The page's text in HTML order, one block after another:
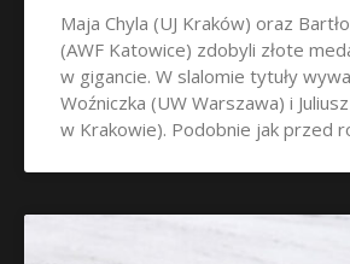
Maja Chyla (UJ Kraków) oraz
(AWF Katowice) zdobyli złote
w gigancie. W slalomie tytuły
Woźniczka (UW Warszawa) i
w Krakowie). Podobnie jak przed